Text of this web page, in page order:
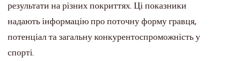
результати на різних покриттях. Ці показники
надають інформацію про поточну форму гравця,
потенціал та загальну конкурентоспроможність у
спорті.